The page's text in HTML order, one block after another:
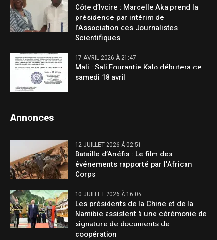
Côte d’Ivoire : Marcelle Aka prend la
présidence par intérim de
l’Association des Journalistes
Scientifiques
17 AVRIL 2026 À 21:47
Mali : Sali Fourantie Kalo débutera ce
samedi 18 avril
Annonces
12 JUILLET 2026 À 02:51
Bataille d’Anéfis : Le film des
événements rapporté par l’African
Corps
10 JUILLET 2026 À 16:06
Les présidents de la Chine et de la
Namibie assistent à une cérémonie de
signature de documents de
coopération